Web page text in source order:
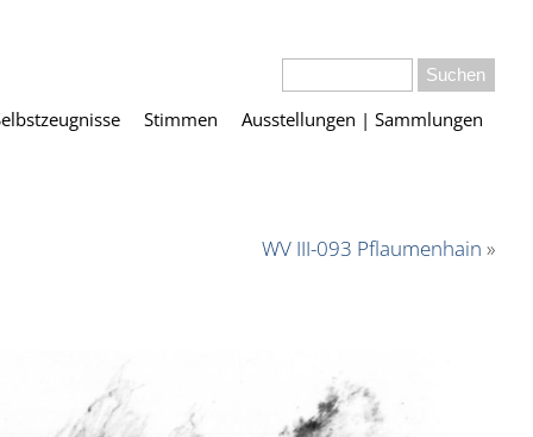
Stimmen Ausstellungen | Sammlungen
WV III-093 Pflaumenhain »